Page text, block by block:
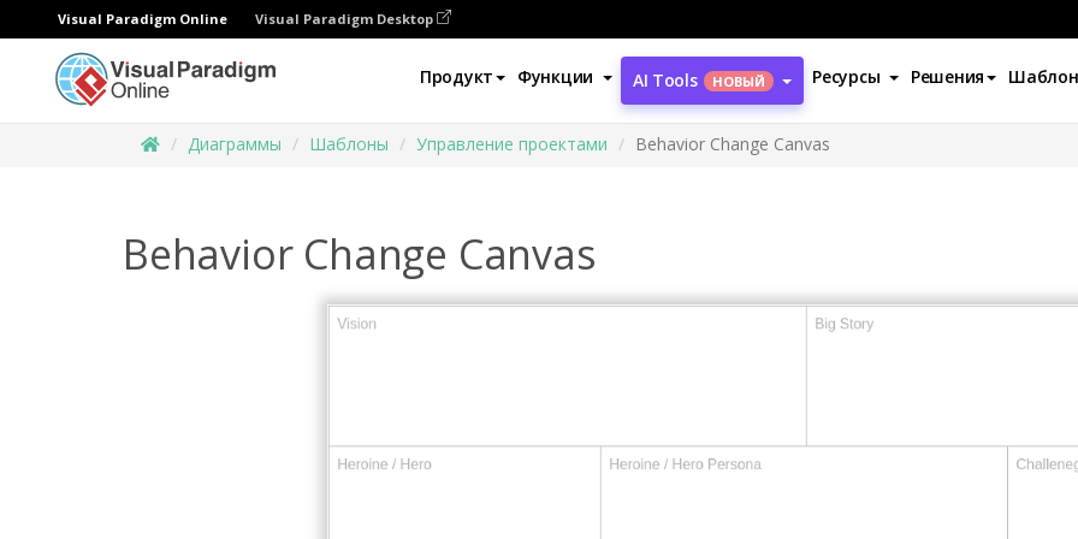
Visual Paradigm Online Visual Paradigm Desktop
Продукт Функции AI Tools НОВЫЙ Ресурсы Решения
Диаграммы Шаблоны Управление проектами Behavior Change Canvas
Behavior Change Canvas